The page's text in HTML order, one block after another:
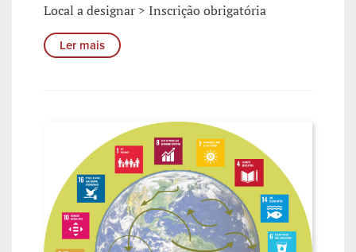
Local a designar > Inscrição obrigatória
Ler mais